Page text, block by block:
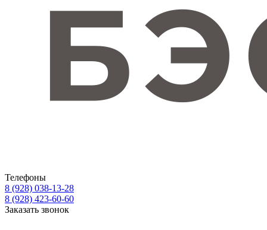
Телефоны
8 (928) 038-13-28
8 (928) 423-60-60
Заказать звонок